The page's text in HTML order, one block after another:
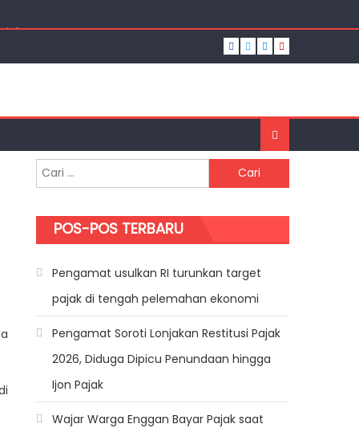
Cari untuk:
POS-POS TERBARU
Pengamat usulkan RI turunkan target
pajak di tengah pelemahan ekonomi
Pengamat Soroti Lonjakan Restitusi Pajak
2026, Diduga Dipicu Penundaan hingga
Ijon Pajak
Wajar Warga Enggan Bayar Pajak saat